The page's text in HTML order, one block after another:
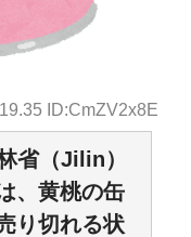
ID:CmZV2x8E
省（Jilin）
、黄桃の缶
り切れる状